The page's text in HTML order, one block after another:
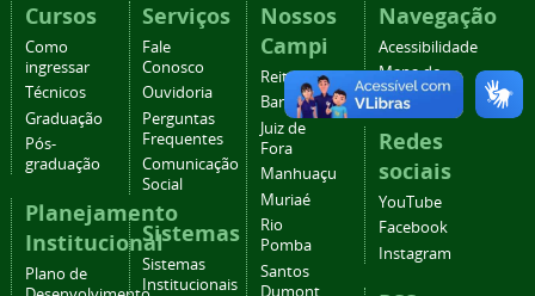
Cursos
Como
ingressar
Técnicos
Graduação
Pós-
graduação
Planejamento
Institucional
Plano de
Serviços
Fale
Conosco
Ouvidoria
Perguntas
Frequentes
Comunicação
Social
Sistemas
Sistemas
Institucionais
Nossos
Campi
Reitoria
Barbacena
Juiz de
Fora
Manhuaçu
Muriaé
Rio
Pomba
Santos
Dumont
Navegação
Acessibilidade
Mapa do
site
Redes
sociais
YouTube
Facebook
Instagram